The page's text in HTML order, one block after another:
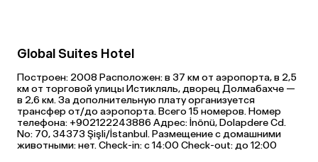
Global Suites Hotel
Построен: 2008 Расположен: в 37 км от аэропорта, в 2,5
км от торговой улицы Истикляль, дворец Долмабахче —
в 2,6 км. За дополнительную плату организуется
трансфер от/до аэропорта. Всего 15 номеров. Номер
телефона: +902122243886 Адрес: İnönü, Dolapdere Cd.
No: 70, 34373 Şişli/İstanbul. Размещение с домашними
животными: нет. Check-in: с 14:00 Check-out: до 12:00